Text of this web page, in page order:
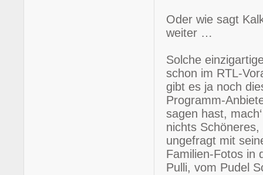
Oder wie sagt
weiter …
Solche
schon im RTL-
gibt es ja noch
Programm-
sagen hast,
nichts
ungefragt mit
Familien-Fotos in
Pulli, vom Pudel